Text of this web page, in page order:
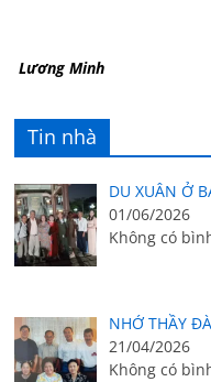
Lương Minh
Tin nhà
DU XUÂN Ở
01/06/2026
Không có
NHỚ THẦY
21/04/2026
Không có